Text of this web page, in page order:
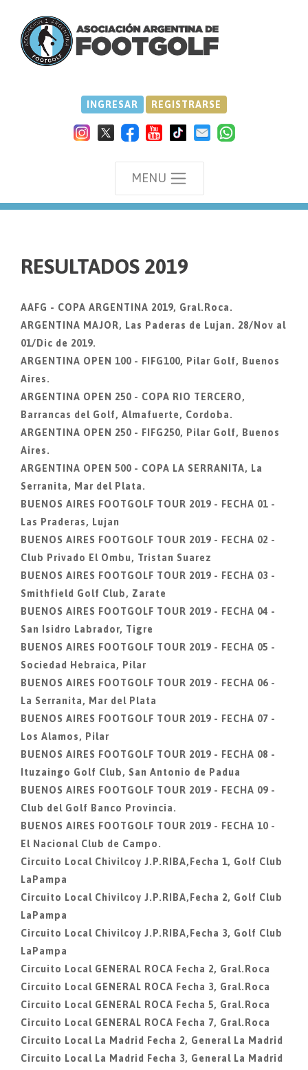
INGRESAR REGISTRARSE
MENU
RESULTADOS 2019
AAFG - COPA ARGENTINA 2019, Gral.Roca.
ARGENTINA MAJOR, Las Paderas de Lujan. 28/Nov al
01/Dic de 2019.
ARGENTINA OPEN 100 - FIFG100, Pilar Golf, Buenos
Aires.
ARGENTINA OPEN 250 - COPA RIO TERCERO,
Barrancas del Golf, Almafuerte, Cordoba.
ARGENTINA OPEN 250 - FIFG250, Pilar Golf, Buenos
Aires.
ARGENTINA OPEN 500 - COPA LA SERRANITA, La
Serranita, Mar del Plata.
BUENOS AIRES FOOTGOLF TOUR 2019 - FECHA 01 -
Las Praderas, Lujan
BUENOS AIRES FOOTGOLF TOUR 2019 - FECHA 02 -
Club Privado El Ombu, Tristan Suarez
BUENOS AIRES FOOTGOLF TOUR 2019 - FECHA 03 -
Smithfield Golf Club, Zarate
BUENOS AIRES FOOTGOLF TOUR 2019 - FECHA 04 -
San Isidro Labrador, Tigre
BUENOS AIRES FOOTGOLF TOUR 2019 - FECHA 05 -
Sociedad Hebraica, Pilar
BUENOS AIRES FOOTGOLF TOUR 2019 - FECHA 06 -
La Serranita, Mar del Plata
BUENOS AIRES FOOTGOLF TOUR 2019 - FECHA 07 -
Los Alamos, Pilar
BUENOS AIRES FOOTGOLF TOUR 2019 - FECHA 08 -
Ituzaingo Golf Club, San Antonio de Padua
BUENOS AIRES FOOTGOLF TOUR 2019 - FECHA 09 -
Club del Golf Banco Provincia.
BUENOS AIRES FOOTGOLF TOUR 2019 - FECHA 10 -
El Nacional Club de Campo.
Circuito Local Chivilcoy J.P.RIBA,Fecha 1, Golf Club
LaPampa
Circuito Local Chivilcoy J.P.RIBA,Fecha 2, Golf Club
LaPampa
Circuito Local Chivilcoy J.P.RIBA,Fecha 3, Golf Club
LaPampa
Circuito Local GENERAL ROCA Fecha 2, Gral.Roca
Circuito Local GENERAL ROCA Fecha 3, Gral.Roca
Circuito Local GENERAL ROCA Fecha 5, Gral.Roca
Circuito Local GENERAL ROCA Fecha 7, Gral.Roca
Circuito Local La Madrid Fecha 2, General La Madrid
Circuito Local La Madrid Fecha 3, General La Madrid